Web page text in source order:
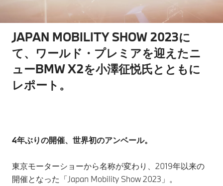
JAPAN MOBILITY SHOW 2023に
て、ワールド・プレミアを迎えたニ
ューBMW X2を小澤征悦氏とともに
レポート。
4年ぶりの開催、世界初のアンベール。
東京モーターショーから名称が変わり、2019年以来の
開催となった「Japan Mobility Show 2023」。